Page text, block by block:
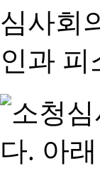
심사회
인과 피